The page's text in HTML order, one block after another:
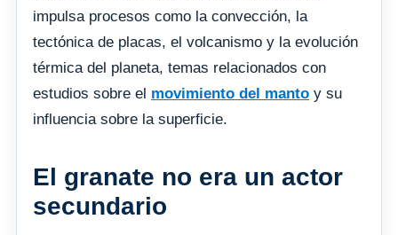
impulsa procesos como la convección, la
tectónica de placas, el volcanismo y la evolución
térmica del planeta, temas relacionados con
estudios sobre el movimiento del manto y su
influencia sobre la superficie.
El granate no era un actor
secundario